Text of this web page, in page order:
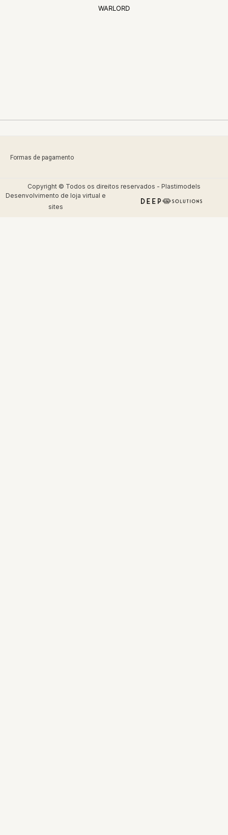
WARLORD
Formas de pagamento
Copyright © Todos os direitos reservados - Plastimodels
Desenvolvimento de loja virtual e
sites